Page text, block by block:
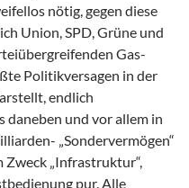
nötig, gegen diese
Union, SPD, Grüne und
Gas-
Politikversagen in der
endlich
daneben und vor allem in
„Sondervermögen“
Zweck „Infrastruktur“,
pur. Alle